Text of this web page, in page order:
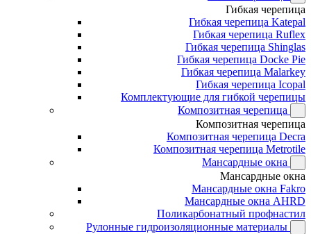
Гибкая черепица
Гибкая черепица Katepal
Гибкая черепица Ruflex
Гибкая черепица Shinglas
Гибкая черепица Docke Pie
Гибкая черепица Malarkey
Гибкая черепица Icopal
Комплектующие для гибкой черепицы
Композитная черепица
Композитная черепица
Композитная черепица Decra
Композитная черепица Metrotile
Мансардные окна
Мансардные окна
Мансардные окна Fakro
Мансардные окна AHRD
Поликарбонатный профнастил
Рулонные гидроизоляционные материалы